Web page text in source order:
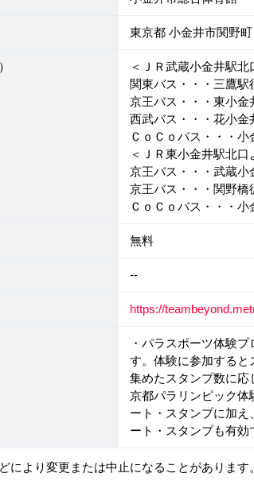
東京都 小金井市関野町
＜ＪＲ武蔵小金井駅北
関東バス・・・三鷹
京王バス・・・東小
西武バス・・・花小
ＣｏＣｏバス・・・
＜ＪＲ東小金井駅北口
京王バス・・・武蔵
京王バス・・・関野
ＣｏＣｏバス・・・
無料
--
https://
・パラスポーツ体験
す。体験に参加すると
集めたスタンプ数に応
京都パラリンピック体
ート・スタンプに加え
ート・スタンプも有効
により変更または中止になることがあります。